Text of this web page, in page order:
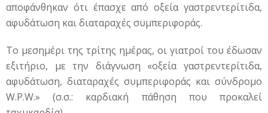
αποφάνθηκαν ότι έπασχε από οξεία γαστρεντερίτιδα,
αφυδάτωση και διαταραχές συμπεριφοράς.
Το μεσημέρι της τρίτης ημέρας, οι γιατροί του έδωσαν
εξιτήριο, με την διάγνωση «οξεία γαστρεντερίτιδα,
αφυδάτωση, διαταραχές συμπεριφοράς και σύνδρομο
W.P.W.» (σ.σ.: καρδιακή πάθηση που προκαλεί